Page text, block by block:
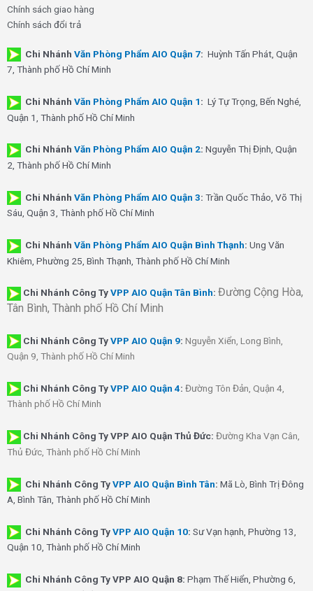
Chính sách giao hàng
Chính sách đổi trả
Chi Nhánh Văn Phòng Phẩm AIO Quận 7: Huỳnh Tấn Phát, Quận
7, Thành phố Hồ Chí Minh
Chi Nhánh Văn Phòng Phẩm AIO Quận 1: Lý Tự Trọng, Bến Nghé,
Quận 1, Thành phố Hồ Chí Minh
Chi Nhánh Văn Phòng Phẩm AIO Quận 2: Nguyễn Thị Định, Quận
2, Thành phố Hồ Chí Minh
Chi Nhánh Văn Phòng Phẩm AIO Quận 3: Trần Quốc Thảo, Võ Thị
Sáu, Quận 3, Thành phố Hồ Chí Minh
Chi Nhánh Văn Phòng Phẩm AIO Quận Bình Thạnh: Ung Văn
Khiêm, Phường 25, Bình Thạnh, Thành phố Hồ Chí Minh
Chi Nhánh Công TyVPP AIO Quận Tân Bình: Đường Cộng Hòa,
Tân Bình, Thành phố Hồ Chí Minh
Chi Nhánh Công TyVPP AIO Quận 9: Nguyễn Xiển, Long Bình,
Quận 9, Thành phố Hồ Chí Minh
Chi Nhánh Công TyVPP AIO Quận 4: Đường Tôn Đản, Quận 4,
Thành phố Hồ Chí Minh
Chi Nhánh Công Ty VPP AIO Quận Thủ Đức: Đường Kha Vạn Cân,
Thủ Đức, Thành phố Hồ Chí Minh
Chi Nhánh Công TyVPP AIO Quận Bình Tân: Mã Lò, Bình Trị Đông
A, Bình Tân, Thành phố Hồ Chí Minh
Chi Nhánh Công TyVPP AIO Quận 10: Sư Vạn hạnh, Phường 13,
Quận 10, Thành phố Hồ Chí Minh
Chi Nhánh Công Ty VPP AIO Quận 8: Phạm Thế Hiển, Phường 6,